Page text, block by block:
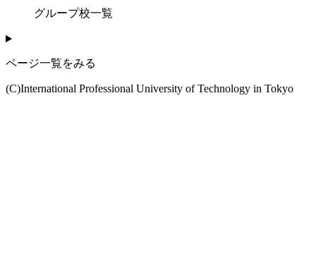
グループ校一覧
ページ一覧をみる
(C)International Professional University of Technology in Tokyo